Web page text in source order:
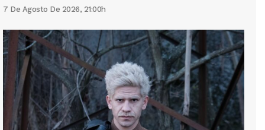
7 De Agosto De 2026, 21:00h